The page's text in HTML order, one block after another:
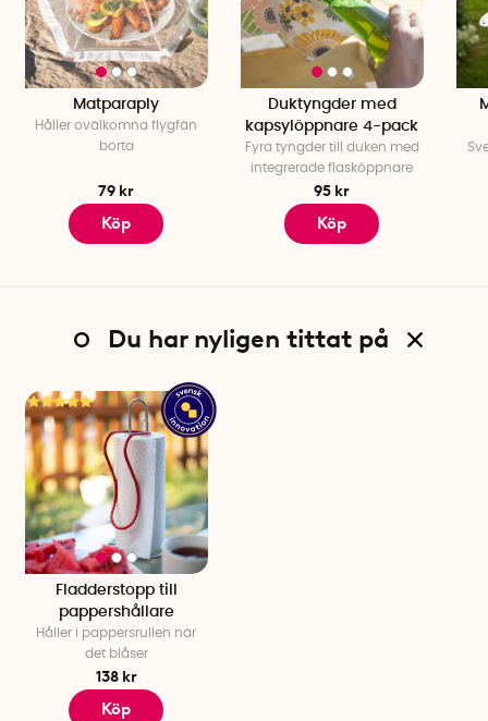
Matparaply
Håller ovälkomna flygfän
borta
79 kr
Köp
Duktyngder med
kapsylöppnare 4-pack
Fyra tyngder till duken med
integrerade flasköppnare
95 kr
Köp
Du har nyligen tittat på
Fladderstopp till
pappershållare
Håller i pappersrullen när
det blåser
138 kr
Köp